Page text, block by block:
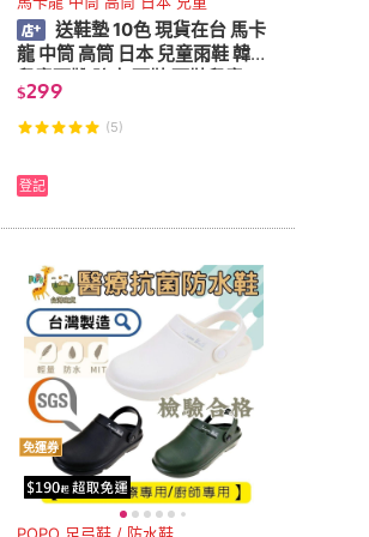
送鞋墊 10色 現貨在台 馬卡
龍 中筒 高筒 日本 兒童雨鞋 韓版
兒童雨靴 防水 雨鞋 雨鞋兒童
$299
(5)
登記
免運券